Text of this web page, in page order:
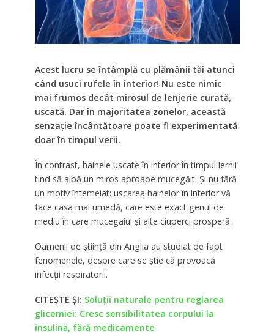
Acest lucru se întâmplă cu plămânii tăi atunci
când usuci rufele în interior! Nu este nimic
mai frumos decât mirosul de lenjerie curată,
uscată. Dar în majoritatea zonelor, această
senzație încântătoare poate fi experimentată
doar în timpul verii.
În contrast, hainele uscate în interior în timpul iernii
tind să aibă un miros aproape mucegăit. Și nu fără
un motiv întemeiat: uscarea hainelor în interior vă
face casa mai umedă, care este exact genul de
mediu în care mucegaiul și alte ciuperci prosperă.
Oamenii de știință din Anglia au studiat de fapt
fenomenele, despre care se știe că provoacă
infecții respiratorii.
CITEȘTE ȘI: Soluții naturale pentru reglarea
glicemiei: Cresc sensibilitatea corpului la
insulină, fără medicamente